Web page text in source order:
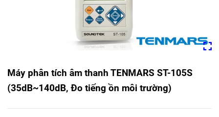
Máy phân tích âm thanh TENMARS ST-105S
(35dB~140dB, Đo tiếng ồn môi trường)